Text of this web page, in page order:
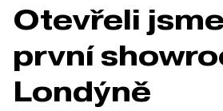
Otevřeli
první
Londýně